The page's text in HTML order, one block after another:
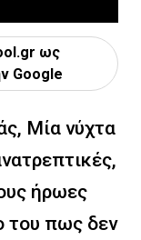
ως
Google
Μία νύχτα
ήρωες
του πως δεν